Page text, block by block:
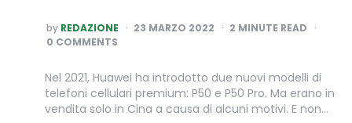
POSTED
BY
by REDAZIONE 23 MARZO 2022 2 MINUTE READ
0 COMMENTS
Nel 2021, Huawei ha introdotto due nuovi modelli di
telefoni cellulari premium: P50 e P50 Pro. Ma erano in
vendita solo in Cina a causa di alcuni motivi. E non…